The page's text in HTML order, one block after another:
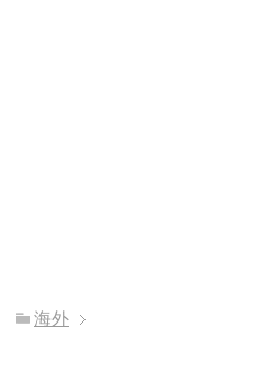
海外